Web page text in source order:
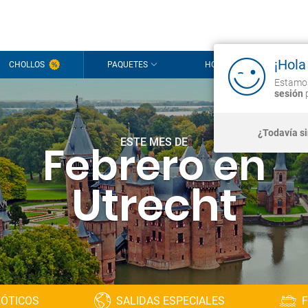
sesión
¿Todavía
CHOLLOS PAQUETES HOTELES
ESTE MES DE
Febrero en
Utrecht
SALIDAS ESPECIALES